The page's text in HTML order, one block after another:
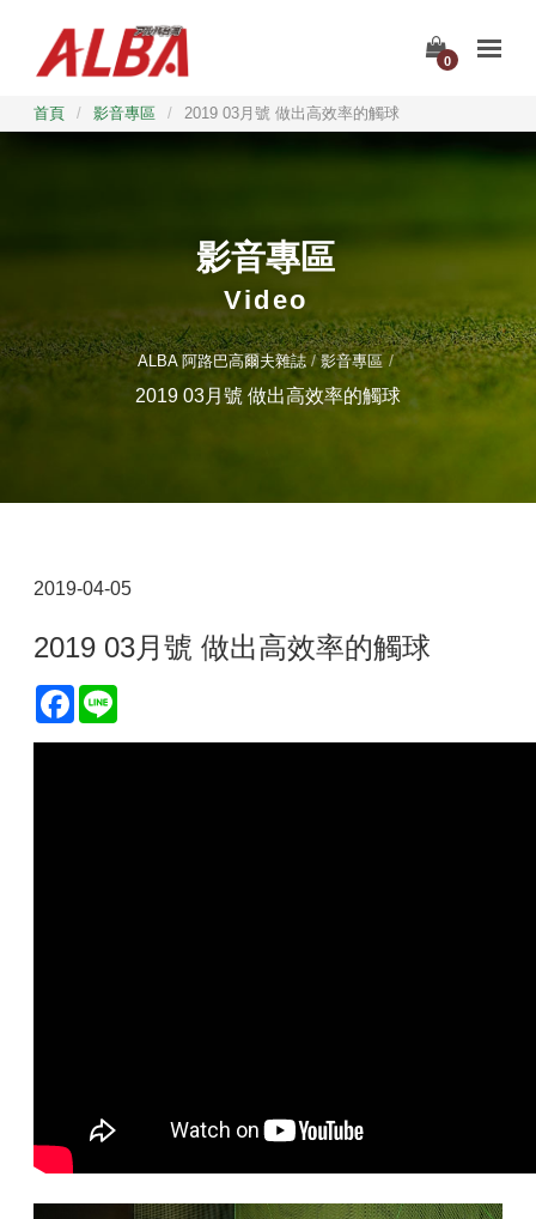
0
首頁 / 影音專區 / 2019 03月號 做出高效率的觸球
影音專區
Video
ALBA 阿路巴高爾夫雜誌 影音專區
2019 03月號 做出高效率的觸球
2019-04-05
2019 03月號 做出高效率的觸球
Facebook